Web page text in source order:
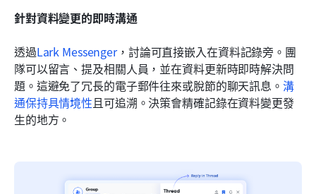
針對資料變更的即時溝通
透過Lark Messenger，討論可直接嵌入在資料記錄旁。團
隊可以留言、提及相關人員，並在資料更新時即時解決問
題。這避免了冗長的電子郵件往來或脫節的聊天訊息。 溝
通保持具情境性且可追溯。決策會精確記錄在資料變更發
生的地方。